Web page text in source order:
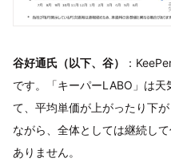
谷好通氏（以下、谷）
：
です。「キーパーLABO」は
て、平均単価が上がったり下
ながら、全体としては継続し
ありません。